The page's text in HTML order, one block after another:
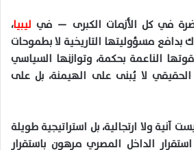
في كل الأزمات الكبرى — في ليبيا،
بدافع مسؤوليتها التاريخية لا بطموحات
الناعمة بحكمة، وتوازنها السياسي
الحقيقي لا يُبنى على الهيمنة، بل على
آنية ولا ارتجالية، بل استراتيجية طويلة
الداخل المصري مرهون باستقرار